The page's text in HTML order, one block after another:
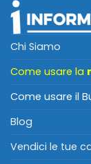
Chi Siamo
Come usare la
Come usare il
Blog
Vendici le tue